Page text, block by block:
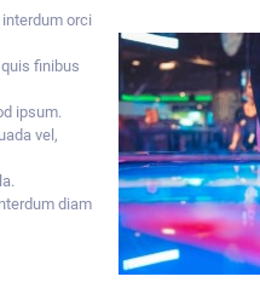
orci
finibus
ipsum.
vel,
diam